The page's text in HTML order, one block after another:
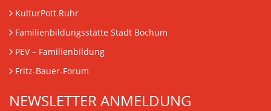
KulturPott.Ruhr
Familienbildungsstätte Stadt Bochum
PEV– Familienbildung
Fritz-Bauer-Forum
NEWSLETTER ANMELDUNG